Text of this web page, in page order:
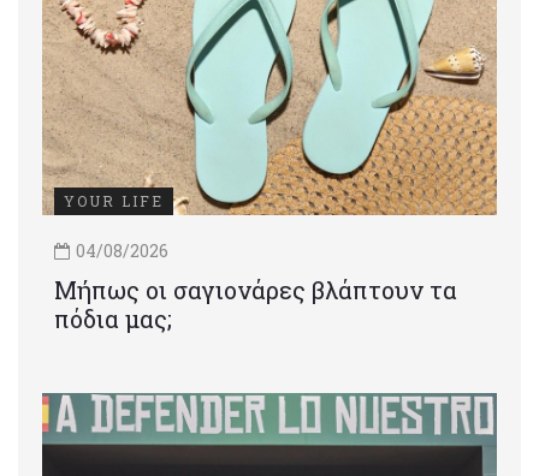
YOUR LIFE
04/08/2026
Μήπως οι σαγιονάρες βλάπτουν τα
πόδια μας;